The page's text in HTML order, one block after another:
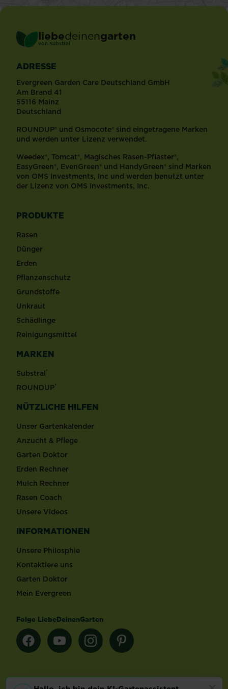
liebedeinengarten
von Substral ®
ADRESSE
Evergreen Garden Care Deutschland GmbH
Am Brand 41
55116 Mainz
Deutschland
ROUNDUP® und Osmocote® sind eingetragene Marken
und werden unter Lizenz verwendet.
Weedex®, Tomcat®, Magisches Rasen-Pflaster®,
EasyGreen®, EvenGreen® und HandyGreen® sind Marken
von OMS Investments, Inc und werden benutzt unter
der Lizenz von OMS Investments, Inc.
PRODUKTE
Rasen
Dünger
Erden
Pflanzenschutz
Grundstoffe
Unkraut
Schädlinge
Reinigungsmittel
MARKEN
Substral®
ROUNDUP®
NÜTZLICHE HILFEN
Unser Gartenkalender
Anzucht & Pflege
Garten Doktor
Erden Rechner
Mulch Rechner
Rasen Coach
Unsere Videos
INFORMATIONEN
Unsere Philosphie
Kontaktiere uns
Garten Doktor
Mein Evergreen
Folge LiebeDeinenGarten